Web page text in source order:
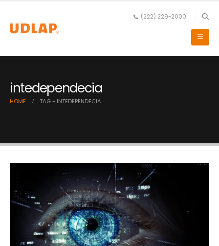
(222) 229-2000
intedependecia
HOME TAG - INTEDEPENDECIA